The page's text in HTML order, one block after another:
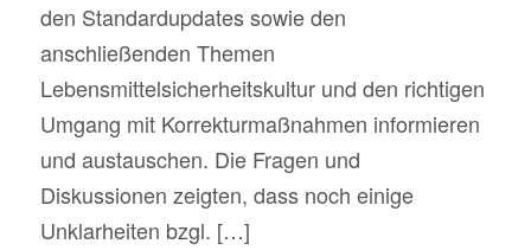
den Standardupdates sowie den
anschließenden Themen
Lebensmittelsicherheitskultur und den richtigen
Umgang mit Korrekturmaßnahmen informieren
und austauschen. Die Fragen und
Diskussionen zeigten, dass noch einige
Unklarheiten bzgl. […]